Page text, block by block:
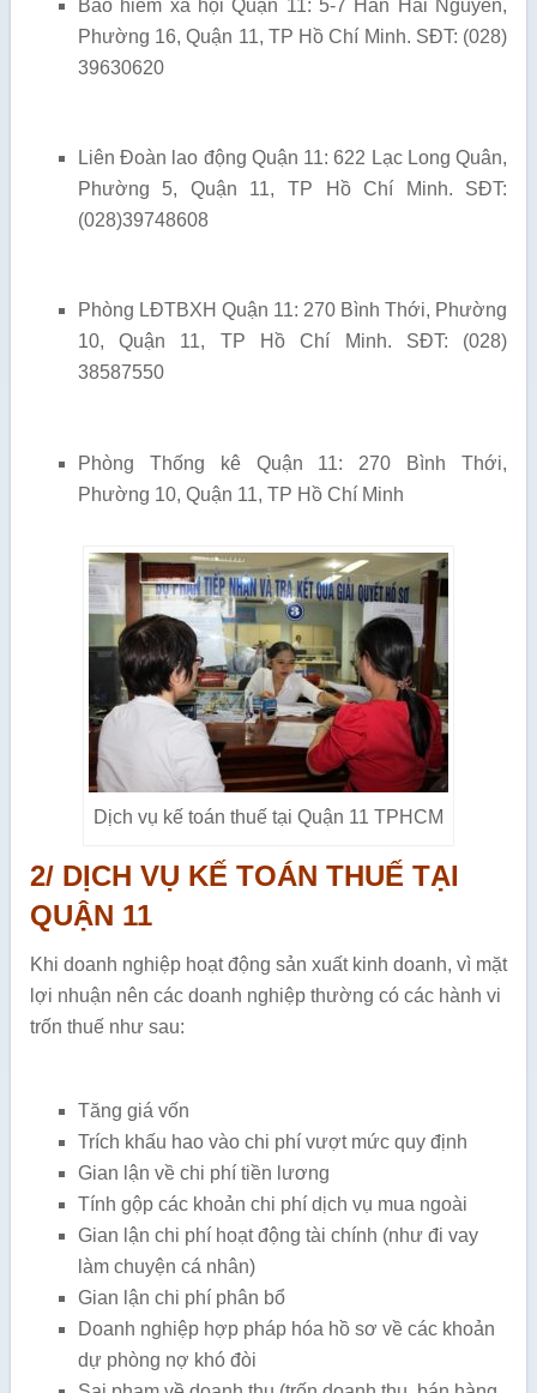
Bảo hiểm xã hội Quận 11: 5-7 Hàn Hải Nguyên,
Phường 16, Quận 11, TP Hồ Chí Minh. SĐT: (028)
39630620
Liên Đoàn lao động Quận 11: 622 Lạc Long Quân,
Phường 5, Quận 11, TP Hồ Chí Minh. SĐT:
(028)39748608
Phòng LĐTBXH Quận 11: 270 Bình Thới, Phường
10, Quận 11, TP Hồ Chí Minh. SĐT: (028)
38587550
Phòng Thống kê Quận 11: 270 Bình Thới,
Phường 10, Quận 11, TP Hồ Chí Minh
Dịch vụ kế toán thuế tại Quận 11 TPHCM
2/ DỊCH VỤ KẾ TOÁN THUẾ TẠI
QUẬN 11
Khi doanh nghiệp hoạt động sản xuất kinh doanh, vì mặt
lợi nhuận nên các doanh nghiệp thường có các hành vi
trốn thuế như sau:
Tăng giá vốn
Trích khấu hao vào chi phí vượt mức quy định
Gian lận về chi phí tiền lương
Tính gộp các khoản chi phí dịch vụ mua ngoài
Gian lận chi phí hoạt động tài chính (như đi vay
làm chuyện cá nhân)
Gian lận chi phí phân bổ
Doanh nghiệp hợp pháp hóa hồ sơ về các khoản
dự phòng nợ khó đòi